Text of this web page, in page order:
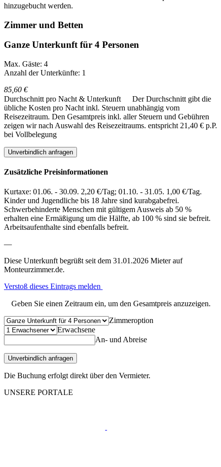
hinzugebucht werden.
Zimmer und Betten
Ganze Unterkunft für 4 Personen
Max. Gäste: 4
Anzahl der Unterkünfte: 1
85,60 €
Durchschnitt pro Nacht & Unterkunft
Der Durchschnitt gibt die
übliche Kosten pro Nacht inkl. Steuern unabhängig vom
Reisezeitraum. Den Gesamtpreis inkl. aller Steuern und Gebühren
zeigen wir nach Auswahl des Reisezeitraums. entspricht 21,40 € p.P.
bei Vollbelegung
Unverbindlich anfragen
Zusätzliche Preisinformationen
Kurtaxe: 01.06. - 30.09. 2,20 €/Tag; 01.10. - 31.05. 1,00 €/Tag.
Kinder und Jugendliche bis 18 Jahre sind kurabgabefrei.
Schwerbehinderte Menschen mit gültigem Ausweis ab 50 %
erhalten eine Ermäßigung um die Hälfte, ab 100 % sind sie befreit.
Arbeitsaufenthalte sind ebenfalls befreit.
—
Diese Unterkunft begrüßt seit dem 31.01.2026 Mieter auf
Monteurzimmer.de.
Verstoß dieses Eintrags melden
Geben Sie einen Zeitraum ein, um den Gesamtpreis anzuzeigen.
Zimmeroption
Erwachsene
An- und Abreise
Unverbindlich anfragen
Die Buchung erfolgt direkt über den Vermieter.
UNSERE PORTALE